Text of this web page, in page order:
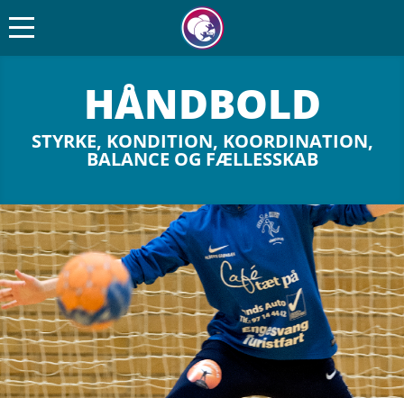
HÅND­BOLD
STYRKE, KON­DI­TION, KOOR­DI­NA­TION,
BALANCE OG FÆLLESSKAB